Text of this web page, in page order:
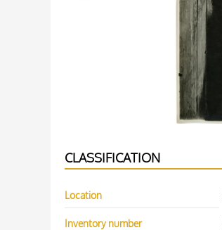
CLASSIFICATION
Location
Inventory number